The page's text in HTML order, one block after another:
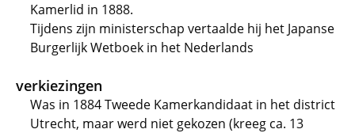
Kamerlid in 1888.
Tijdens zijn ministerschap vertaalde hij het Japanse
Burgerlijk Wetboek in het Nederlands
verkiezingen
Was in 1884 Tweede Kamerkandidaat in het district
Utrecht, maar werd niet gekozen (kreeg ca. 13